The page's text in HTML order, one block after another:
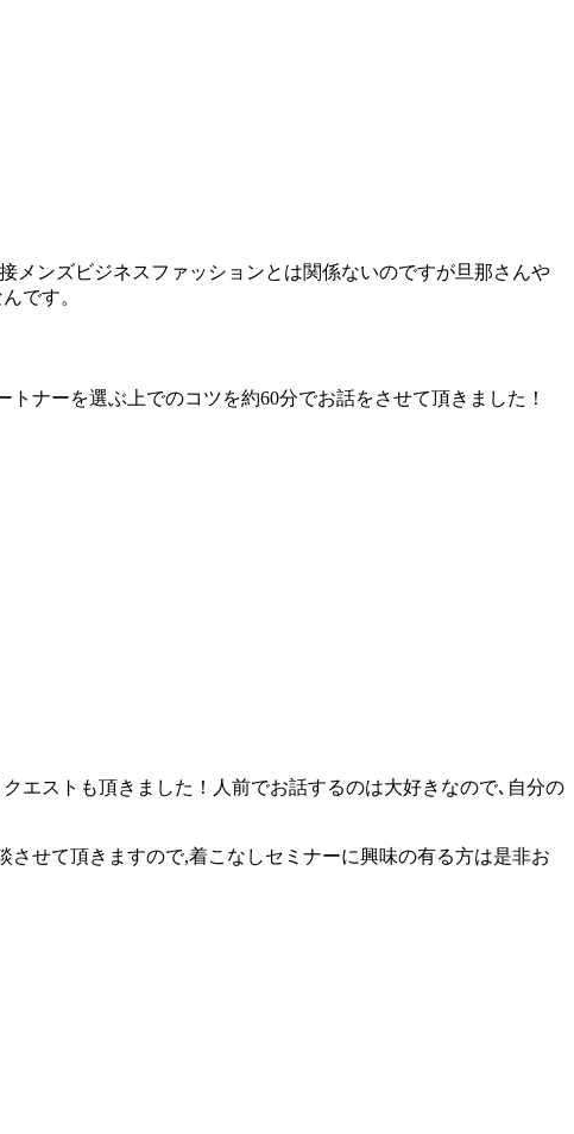
メンズビジネスファッションとは関係ないのですが旦那さんや
です。
ナーを選ぶ上でのコツを約60分でお話をさせて頂きました！
エストも頂きました！人前でお話するのは大好きなので､自分の
せて頂きますので,着こなしセミナーに興味の有る方は是非お